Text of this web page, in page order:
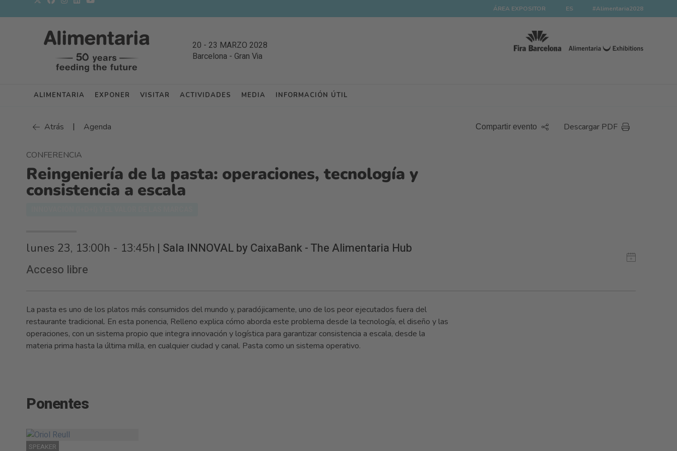
ÁREA EXPOSITOR ES #Alimentaria2028
20 - 23 MARZO 2028
Barcelona - Gran Via
ALIMENTARIA EXPONER VISITAR ACTIVIDADES MEDIA INFORMACIÓN ÚTIL
Atrás | Agenda Compartir evento Descargar PDF
CONFERENCIA
Reingeniería de la pasta: operaciones, tecnología y
consistencia a escala
lunes 23, 13:00h - 13:45h | Sala INNOVAL by CaixaBank - The Alimentaria Hub
Acceso libre
La pasta es uno de los platos más consumidos del mundo y, paradójicamente, uno de los peor ejecutados fuera del
restaurante tradicional. En esta ponencia, Relleno explica cómo aborda este problema desde la tecnología, el diseño y las
operaciones, con un sistema propio que integra innovación y logística para garantizar consistencia a escala, desde la
materia prima hasta la última milla, en cualquier ciudad y canal. Pasta como un sistema operativo.
Ponentes
SPEAKER